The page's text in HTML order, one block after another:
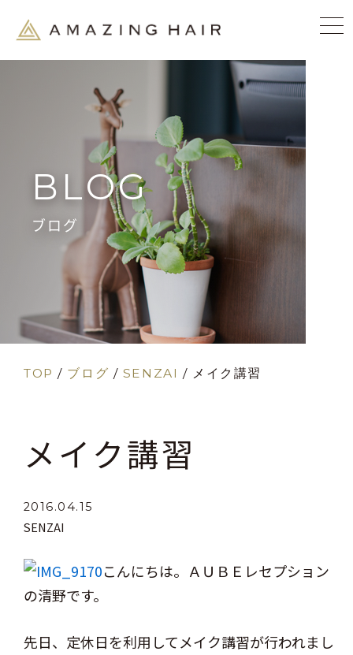
BLOG
ブログ
TOP / ブログ / SENZAI / メイク講習
メイク講習
2016.04.15
SENZAI
こんにちは。ＡＵＢＥレセプション
の清野です。
先日、定休日を利用してメイク講習が行われまし